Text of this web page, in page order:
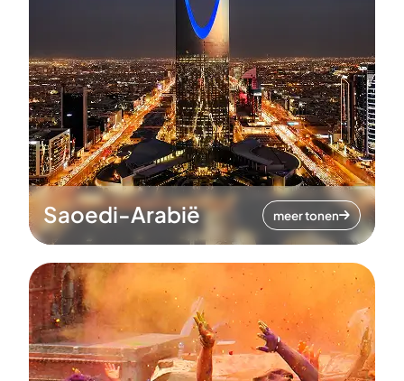
Saoedi-Arabië meer tonen